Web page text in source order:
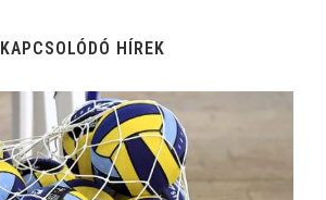
KAPCSOLÓDÓ HÍREK